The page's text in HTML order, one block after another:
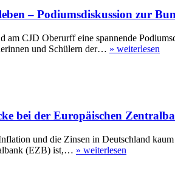
– Podiumsdiskussion zur
am CJD Oberurff eine spannende
und Schülern der… » weiterlesen
bei der Europäischen
und die Zinsen in Deutschland
(EZB) ist,… » weiterlesen